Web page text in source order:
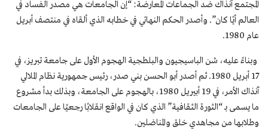
المجتمع آنذاك ضد الجماعات المعارضة: “إن الجامعات هي مصدر الفساد في
العالم أيًا كان”. وأصدر الحكم النهائي في خطابه الذي ألقاه في منتصف أبريل
عام 1980.
وبناءً عليه، شن الباسيجيون والبلطجية الهجوم الأول على جامعة تبريز، في
17 أبريل 1980. ثم أصدر أبو الحسن بني صدر، رئيس جمهورية نظام الملالي
آنذاك الأمر، في 19 أبيريل 1980، بالهجوم على الجامعة، وبذلك بدأ مشروع
ما يسمى بـ “الثورة الثقافية” الذي كان في الواقع انقلابًا رجعيًا على الجامعات
وطلابها من مجاهدي خلق والمناضلين.